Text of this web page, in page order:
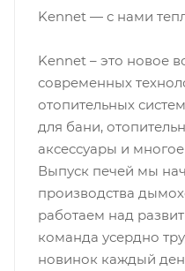
Kennet — с нами
Kennet – это новое
современных
отопительных
для бани,
аксессуары и
Выпуск печей мы
производства
работаем над
команда усердно
новинок каждый